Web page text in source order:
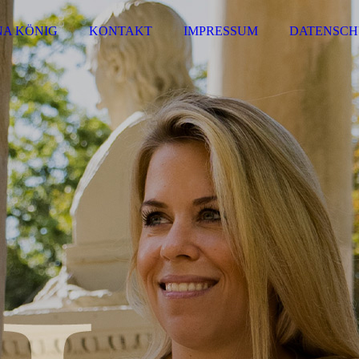
KÖNIG KONTAKT IMPRESSUM